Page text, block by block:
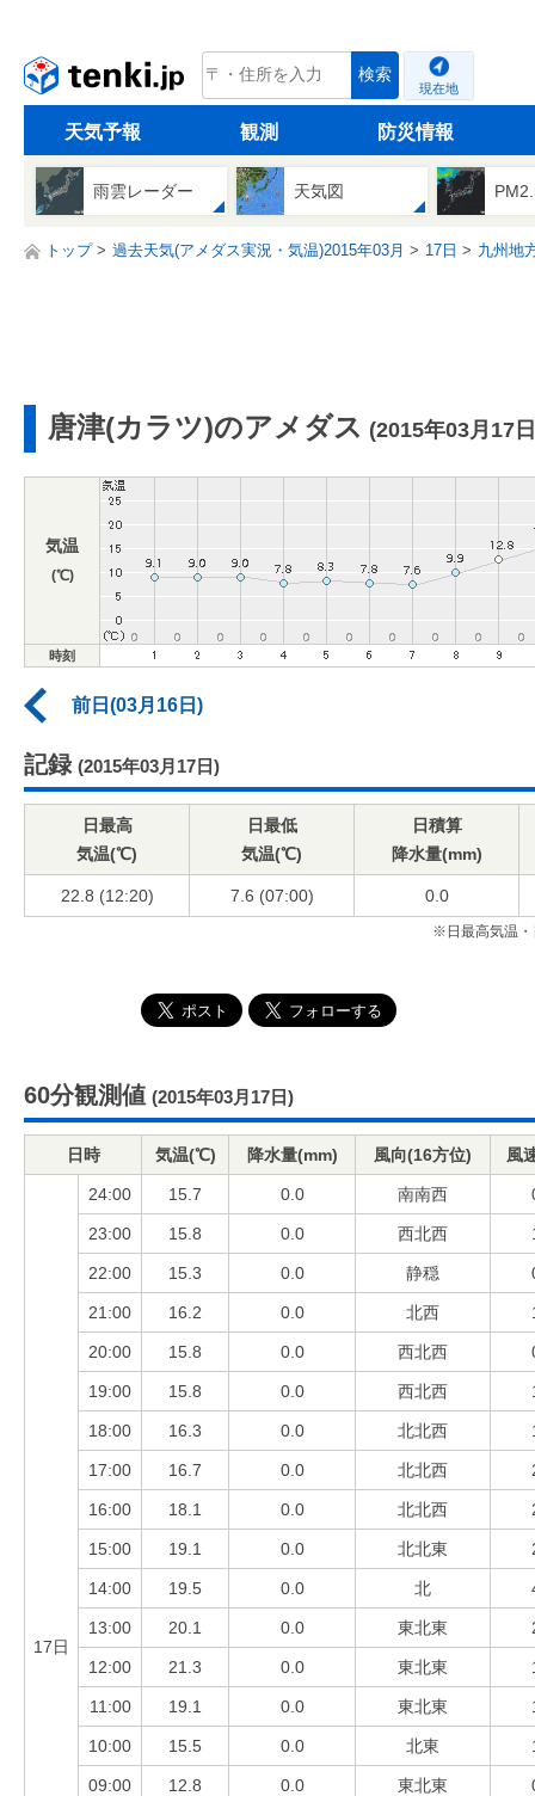
tenki.jp 検索
現在地
天気予報 観測 防災情報
雨雲レーダー 天気図
トップ 過去天気(アメダス実況・気温)2015年03月 17日 九州地
唐津(カラツ)のアメダス (2015年03月17
気温
(℃)
時刻
前日(03月16日)
記録 (2015年03月17日)
日最高
気温(℃)
日最低
気温(℃)
日積算
降水量(mm)
22.8 (12:20) 7.6 (07:00) 0.0
※日最高気温・
60分観測値 (2015年03月17日)
日時 気温(℃) 降水量(mm) 風向(16方位) 風
17日
24:00 15.7 0.0 南南西
23:00 15.8 0.0 西北西
22:00 15.3 0.0 静穏
21:00 16.2 0.0 北西
20:00 15.8 0.0 西北西
19:00 15.8 0.0 西北西
18:00 16.3 0.0 北北西
17:00 16.7 0.0 北北西
16:00 18.1 0.0 北北西
15:00 19.1 0.0 北北東
14:00 19.5 0.0 北
13:00 20.1 0.0 東北東
12:00 21.3 0.0 東北東
11:00 19.1 0.0 東北東
10:00 15.5 0.0 北東
09:00 12.8 0.0 東北東